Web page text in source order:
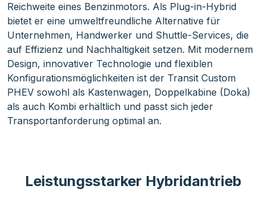
Reichweite eines Benzinmotors. Als Plug-in-Hybrid
bietet er eine umweltfreundliche Alternative für
Unternehmen, Handwerker und Shuttle-Services, die
auf Effizienz und Nachhaltigkeit setzen. Mit modernem
Design, innovativer Technologie und flexiblen
Konfigurationsmöglichkeiten ist der Transit Custom
PHEV sowohl als Kastenwagen, Doppelkabine (Doka)
als auch Kombi erhältlich und passt sich jeder
Transportanforderung optimal an.
Leistungsstarker Hybridantrieb